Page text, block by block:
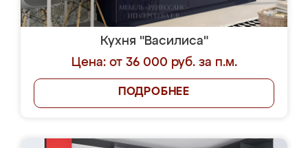
Кухня "Василиса"
Цена: от 36 000 руб. за п.м.
ПОДРОБНЕЕ